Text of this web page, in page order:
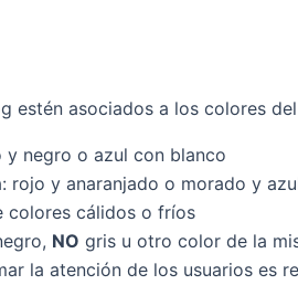
estén asociados a los colores
y negro o azul con blanco
rojo y anaranjado o morado y
colores cálidos o fríos
NO gris u otro color de la
la atención de los usuarios